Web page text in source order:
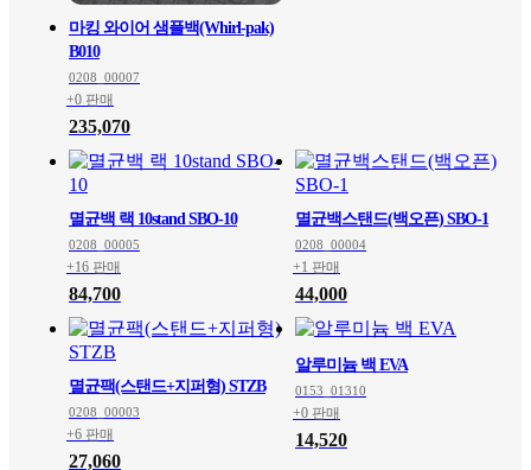
마킹 와이어 샘플백(Whirl-pak)
B010
0208_00007
+0 판매
235,070
멸균백 랙 10stand SBO-10
0208_00005
+16 판매
84,700
멸균백스탠드(백오픈) SBO-1
0208_00004
+1 판매
44,000
멸균팩(스탠드+지퍼형) STZB
0208_00003
+6 판매
27,060
알루미늄 백 EVA
0153_01310
+0 판매
14,520